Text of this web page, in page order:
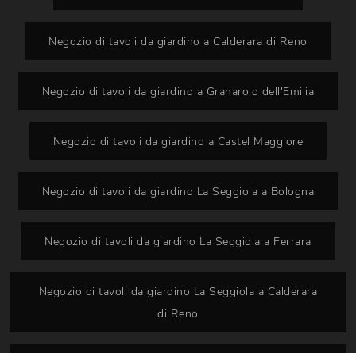
Negozio di tavoli da giardino a Calderara di Reno
Negozio di tavoli da giardino a Granarolo dell'Emilia
Negozio di tavoli da giardino a Castel Maggiore
Negozio di tavoli da giardino La Seggiola a Bologna
Negozio di tavoli da giardino La Seggiola a Ferrara
Negozio di tavoli da giardino La Seggiola a Calderara
di Reno